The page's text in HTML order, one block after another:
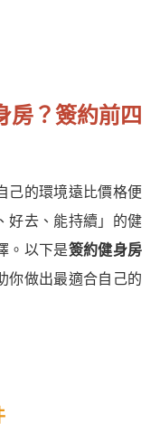
房？簽約前四
己的環境遠比價格便
好去、能持續」的健
。以下是簽約健身房
你做出最適合自己的